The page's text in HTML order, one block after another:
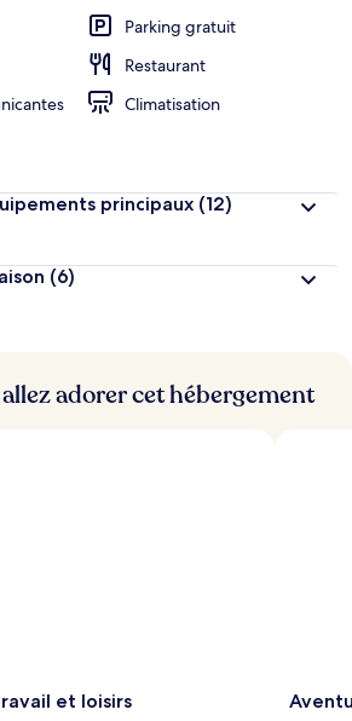
Parking gratuit
Restaurant
Climatisation
principaux (12)
(6)
adorer cet hébergement
et loisirs